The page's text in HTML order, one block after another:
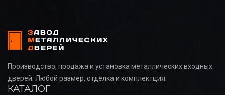
Производство, продажа и установка металлических входных
дверей. Любой размер, отделка и комплектция.
КАТАЛОГ